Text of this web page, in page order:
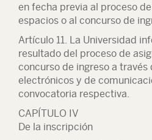
en fecha previa al proceso
espacios o al concurso de
Artículo 11. La Universidad
resultado del proceso de
concurso de ingreso a través
electrónicos y de
convocatoria respectiva.
CAPÍTULO IV
De la inscripción